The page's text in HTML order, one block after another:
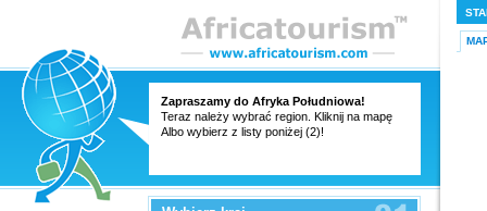
Zapraszamy do Afryka Południowa!
Teraz należy wybrać region. Kliknij na mapę
Albo wybierz z listy poniżej (2)!